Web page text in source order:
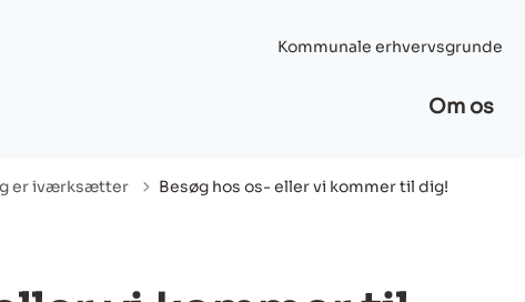
Kommunale erhvervsgrunde
Om os
er iværksætter Besøg hos os- eller vi kommer til dig!